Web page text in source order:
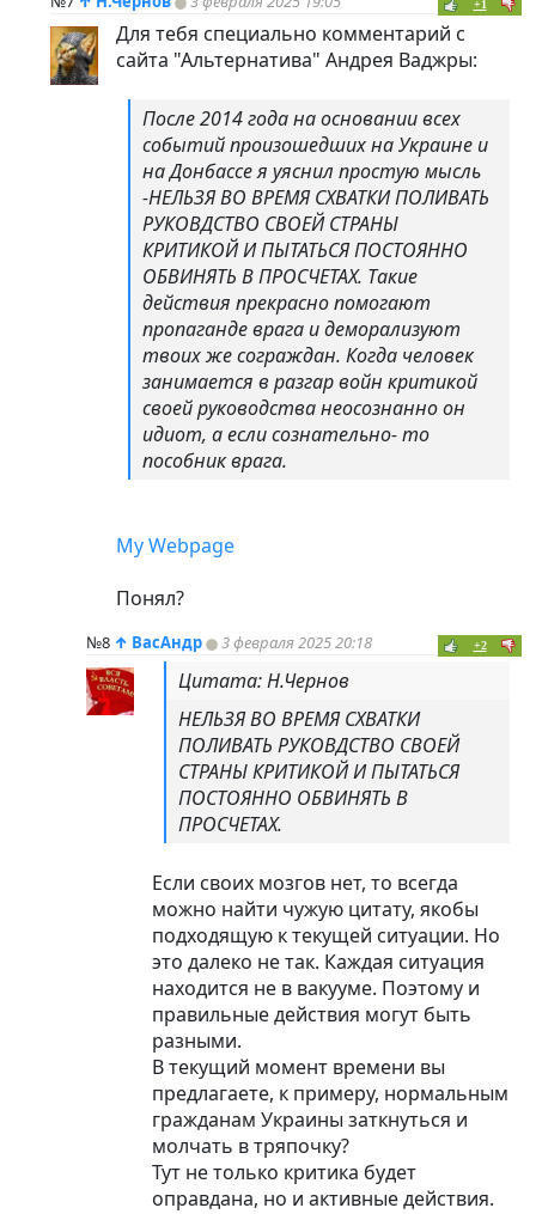
+1
Для тебя специально комментарий с
сайта "Альтернатива" Андрея Ваджры:
После 2014 года на основании всех
событий произошедших на Украине и
на Донбассе я уяснил простую мысль
-НЕЛЬЗЯ ВО ВРЕМЯ СХВАТКИ ПОЛИВАТЬ
РУКОВДСТВО СВОЕЙ СТРАНЫ
КРИТИКОЙ И ПЫТАТЬСЯ ПОСТОЯННО
ОБВИНЯТЬ В ПРОСЧЕТАХ. Такие
действия прекрасно помогают
пропаганде врага и деморализуют
твоих же сограждан. Когда человек
занимается в разгар войн критикой
своей руководства неосознанно он
идиот, а если сознательно- то
пособник врага.
My Webpage
Понял?
№8 ↑ ВасАндр 3 февраля 2025 20:18 +2
Цитата: Н.Чернов
НЕЛЬЗЯ ВО ВРЕМЯ СХВАТКИ
ПОЛИВАТЬ РУКОВДСТВО СВОЕЙ
СТРАНЫ КРИТИКОЙ И ПЫТАТЬСЯ
ПОСТОЯННО ОБВИНЯТЬ В
ПРОСЧЕТАХ.
Если своих мозгов нет, то всегда
можно найти чужую цитату, якобы
подходящую к текущей ситуации. Но
это далеко не так. Каждая ситуация
находится не в вакууме. Поэтому и
правильные действия могут быть
разными.
В текущий момент времени вы
предлагаете, к примеру, нормальным
гражданам Украины заткнуться и
молчать в тряпочку?
Тут не только критика будет
оправдана, но и активные действия.